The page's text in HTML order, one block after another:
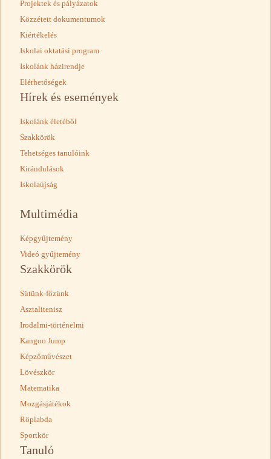
Projektek és pályázatok
Közzétett dokumentumok
Kiértékelés
Iskolai oktatási program
Iskolánk házirendje
Elérhetőségek
Hírek és események
Iskolánk életéből
Szakkörök
Tehetséges tanulóink
Kirándulások
Iskolaújság
Multimédia
Képgyűjtemény
Videó gyűjtemény
Szakkörök
Sütünk-főzünk
Asztalitenisz
Irodalmi-történelmi
Kangoo Jump
Képzőművészet
Lövészkör
Matematika
Mozgásjátékok
Röplabda
Sportkör
Tanuló